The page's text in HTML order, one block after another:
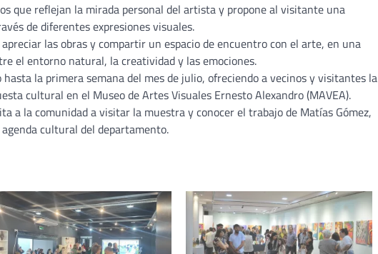
que reflejan la mirada personal del artista y propone al visitante una
de diferentes expresiones visuales.
las obras y compartir un espacio de encuentro con el arte, en una
el entorno natural, la creatividad y las emociones.
la primera semana del mes de julio, ofreciendo a vecinos y visitantes la
cultural en el Museo de Artes Visuales Ernesto Alexandro (MAVEA).
a la comunidad a visitar la muestra y conocer el trabajo de Matías Gómez,
cultural del departamento.